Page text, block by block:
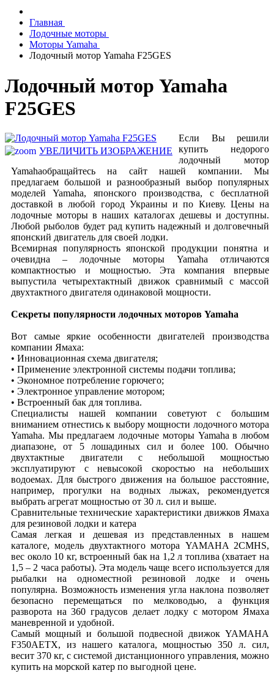
Главная
Лодочные моторы
Моторы Yamaha
Лодочный мотор Yamaha F25GES
Лодочный мотор Yamaha
F25GES
УВЕЛИЧИТЬ ИЗОБРАЖЕНИЕ
Если Вы решили
купить недорого
лодочный мотор
Yamahaобращайтесь на сайт нашей компании. Мы
предлагаем большой и разнообразный выбор популярных
моделей Yamaha, японского производства, с бесплатной
доставкой в любой город Украины и по Киеву. Цены на
лодочные моторы в наших каталогах дешевы и доступны.
Любой рыболов будет рад купить надежный и долговечный
японский двигатель для своей лодки.
Всемирная популярность японской продукции понятна и
очевидна – лодочные моторы Yamaha отличаются
компактностью и мощностью. Эта компания впервые
выпустила четырехтактный движок сравнимый с массой
двухтактного двигателя одинаковой мощности.
Секреты популярности лодочных моторов Yamaha
Вот самые яркие особенности двигателей производства
компании Ямаха:
• Инновационная схема двигателя;
• Применение электронной системы подачи топлива;
• Экономное потребление горючего;
• Электронное управление мотором;
• Встроенный бак для топлива.
Специалисты нашей компании советуют с большим
вниманием отнестись к выбору мощности лодочного мотора
Yamaha. Мы предлагаем лодочные моторы Yamaha в любом
диапазоне, от 5 лошадиных сил и более 100. Обычно
двухтактные двигатели с небольшой мощностью
эксплуатируют с невысокой скоростью на небольших
водоемах. Для быстрого движения на большое расстояние,
например, прогулки на водных лыжах, рекомендуется
выбрать агрегат мощностью от 30 л. сил и выше.
Сравнительные технические характеристики движков Ямаха
для резиновой лодки и катера
Самая легкая и дешевая из представленных в нашем
каталоге, модель двухтактного мотора YAMAHA 2CMHS,
вес около 10 кг, встроенный бак на 1,2 л топлива (хватает на
1,5 – 2 часа работы). Эта модель чаще всего используется для
рыбалки на одноместной резиновой лодке и очень
популярна. Возможность изменения угла наклона позволяет
безопасно перемещаться по мелководью, а функция
разворота на 360 градусов делает лодку с мотором Ямаха
маневренной и удобной.
Самый мощный и большой подвесной движок YAMAHA
F350AETX, из нашего каталога, мощностью 350 л. сил,
весит 370 кг, с системой дистанционного управления, можно
купить на морской катер по выгодной цене.